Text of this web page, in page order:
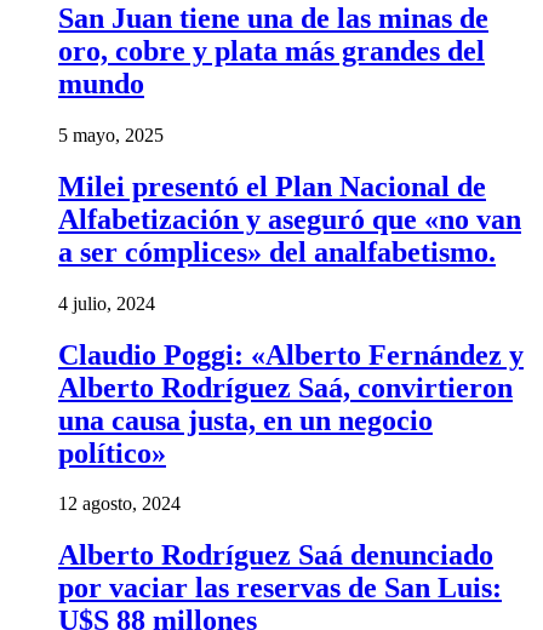
San Juan tiene una de las minas de
oro, cobre y plata más grandes del
mundo
5 mayo, 2025
Milei presentó el Plan Nacional de
Alfabetización y aseguró que «no van
a ser cómplices» del analfabetismo.
4 julio, 2024
Claudio Poggi: «Alberto Fernández y
Alberto Rodríguez Saá, convirtieron
una causa justa, en un negocio
político»
12 agosto, 2024
Alberto Rodríguez Saá denunciado
por vaciar las reservas de San Luis:
U$S 88 millones